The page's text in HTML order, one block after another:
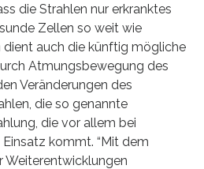
die Strahlen nur erkranktes
Zellen so weit wie
auch die künftig mögliche
Atmungsbewegung des
Veränderungen des
die so genannte
die vor allem bei
kommt. “Mit dem
Weiterentwicklungen